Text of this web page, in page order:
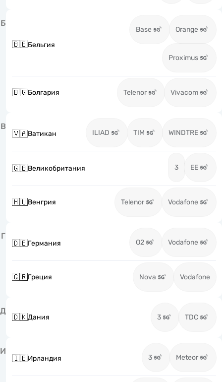
Б
🇧🇪Бельгия
Base Orange
Proximus
🇧🇬Болгария Telenor Vivacom
В
🇻🇦Ватикан ILIAD TIM WINDTRE
🇬🇧Великобритания 3 EE
🇭🇺Венгрия Telenor Vodafone
Г
🇩🇪Германия O2 Vodafone
🇬🇷Греция Nova Vodafone
Д
🇩🇰Дания 3 TDC
И
🇮🇪Ирландия 3 Meteor